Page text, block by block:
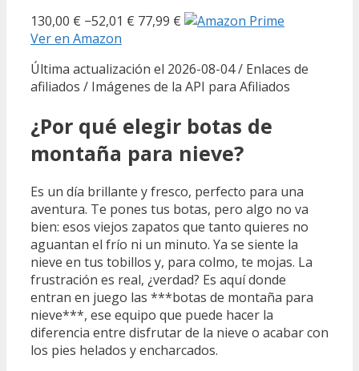
130,00 € −52,01 € 77,99 €
Ver en Amazon
Última actualización el 2026-08-04 / Enlaces de
afiliados / Imágenes de la API para Afiliados
¿Por qué elegir botas de
montaña para nieve?
Es un día brillante y fresco, perfecto para una
aventura. Te pones tus botas, pero algo no va
bien: esos viejos zapatos que tanto quieres no
aguantan el frío ni un minuto. Ya se siente la
nieve en tus tobillos y, para colmo, te mojas. La
frustración es real, ¿verdad? Es aquí donde
entran en juego las ***botas de montaña para
nieve***, ese equipo que puede hacer la
diferencia entre disfrutar de la nieve o acabar con
los pies helados y encharcados.